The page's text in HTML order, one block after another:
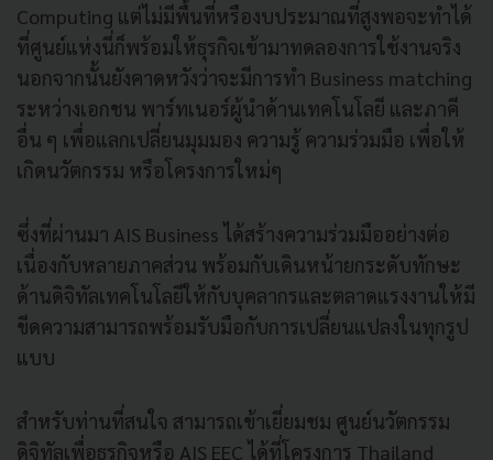
Computing แต่ไม่มีพื้นที่หรืองบประมาณที่สูงพอจะทำได้
ที่ศูนย์แห่งนี่ก็พร้อมให้ธุรกิจเข้ามาทดลองการใช้งานจริง
นอกจากนั้นยังคาดหวังว่าจะมีการทำ Business matching
ระหว่างเอกชน พาร์ทเนอร์ผู้นำด้านเทคโนโลยี และภาคี
อื่น ๆ เพื่อแลกเปลี่ยนมุมมอง ความรู้ ความร่วมมือ เพื่อให้
เกิดนวัตกรรม หรือโครงการใหม่ๆ
ซึ่งที่ผ่านมา AIS Business ได้สร้างความร่วมมืออย่างต่อ
เนื่องกับหลายภาคส่วน พร้อมกับเดินหน้ายกระดับทักษะ
ด้านดิจิทัลเทคโนโลยีให้กับบุคลากรและตลาดแรงงานให้มี
ขีดความสามารถพร้อมรับมือกับการเปลี่ยนแปลงในทุกรูป
แบบ
สำหรับท่านที่สนใจ สามารถเข้าเยี่ยมชม ศูนย์นวัตกรรม
ดิจิทัลเพื่อธุรกิจหรือ AIS EEC ได้ที่โครงการ Thailand